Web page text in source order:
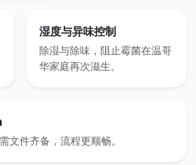
湿度与异味控制
除湿与除味，阻止霉菌在温哥
华家庭再次滋生。
文件齐备，流程更顺畅。